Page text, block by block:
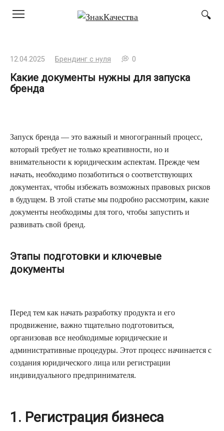
12.04.2025 Брендинг с нуля 0
Какие документы нужны для запуска
бренда
Запуск бренда — это важный и многогранный процесс,
который требует не только креативности, но и
внимательности к юридическим аспектам. Прежде чем
начать, необходимо позаботиться о соответствующих
документах, чтобы избежать возможных правовых рисков
в будущем. В этой статье мы подробно рассмотрим, какие
документы необходимы для того, чтобы запустить и
развивать свой бренд.
Этапы подготовки и ключевые
документы
Перед тем как начать разработку продукта и его
продвижение, важно тщательно подготовиться,
организовав все необходимые юридические и
административные процедуры. Этот процесс начинается с
создания юридического лица или регистрации
индивидуального предпринимателя.
1. Регистрация бизнеса